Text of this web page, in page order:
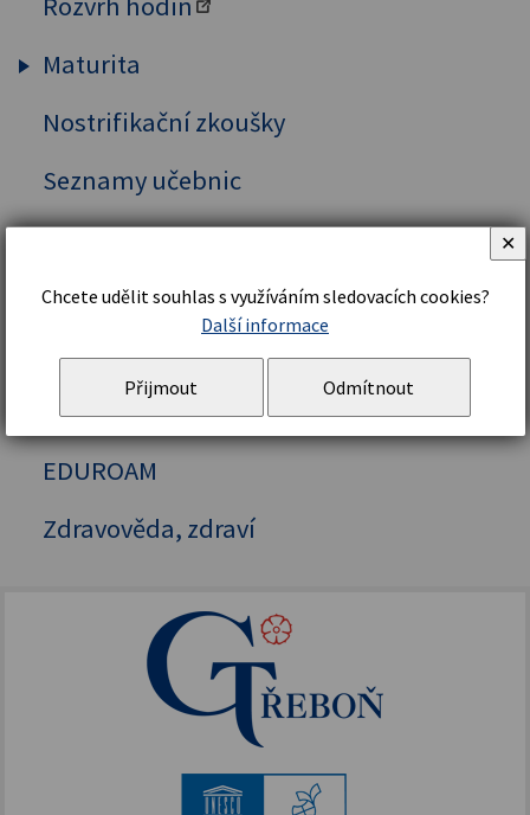
Maturita
Maturitní zkouška
Závěrečná práce
Nostrifikační zkoušky
Seznamy učebnic
Plán exkurzí
Talent jako výzva
ISIC/ITIC
Volitelné předměty
EDUROAM
Zdravověda, zdraví
Chcete udělit souhlas s využíváním sledovacích cookies?
Další informace
Přijmout Odmítnout
✕